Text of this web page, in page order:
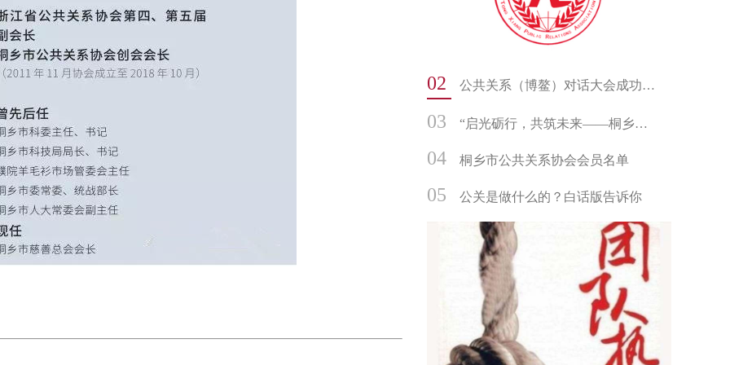
02 公共关系（博鳌）对话大会成功举办
03 “启光砺行，共筑未来——桐乡市公共关系协会书画社迎新年走进振东中学文化交流活动”
04 桐乡市公共关系协会会员名单
05 公关是做什么的？白话版告诉你